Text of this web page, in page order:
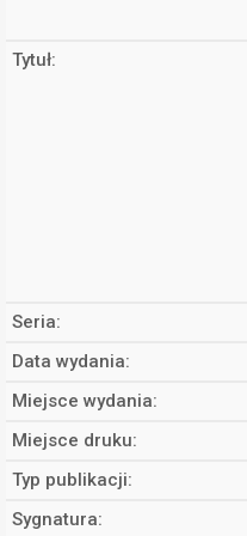
Tytuł:
Seria:
Data wydania:
Miejsce wydania:
Miejsce druku:
Typ publikacji:
Sygnatura: